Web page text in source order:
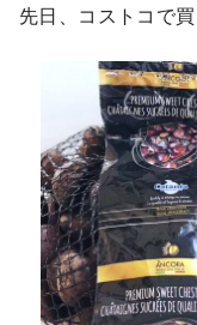
先日、コストコで買